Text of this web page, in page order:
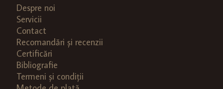
Despre noi
Servicii
Contact
Recomandări și recenzii
Certificări
Bibliografie
Termeni și condiții